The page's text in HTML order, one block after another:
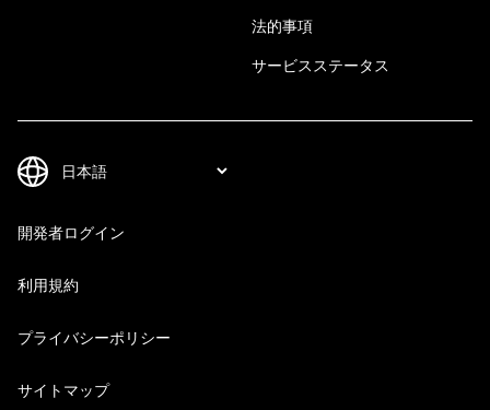
法的事項
サービスステータス
開発者ログイン
利用規約
プライバシーポリシー
サイトマップ